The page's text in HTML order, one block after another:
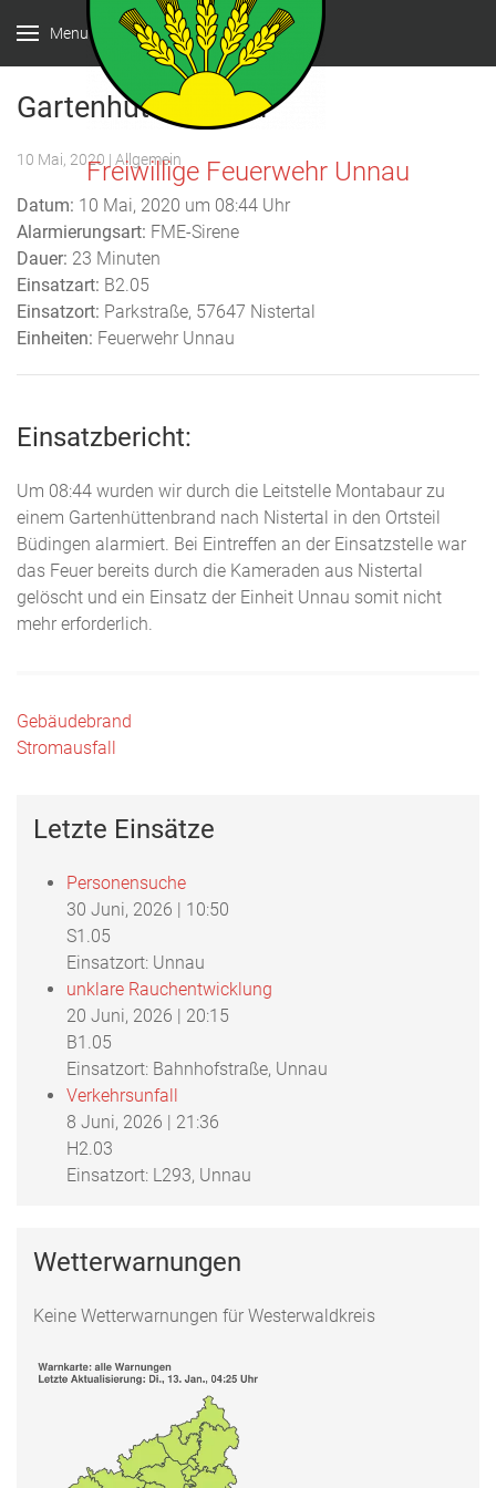
Menu
Freiwillige Feuerwehr Unnau
Gartenhüttenbrand
10 Mai, 2020 | Allgemein
Datum: 10 Mai, 2020 um 08:44 Uhr
Alarmierungsart: FME-Sirene
Dauer: 23 Minuten
Einsatzart: B2.05
Einsatzort: Parkstraße, 57647 Nistertal
Einheiten: Feuerwehr Unnau
Einsatzbericht:
Um 08:44 wurden wir durch die Leitstelle Montabaur zu
einem Gartenhüttenbrand nach Nistertal in den Ortsteil
Büdingen alarmiert. Bei Eintreffen an der Einsatzstelle war
das Feuer bereits durch die Kameraden aus Nistertal
gelöscht und ein Einsatz der Einheit Unnau somit nicht
mehr erforderlich.
Beitragsnavigation
Gebäudebrand
Stromausfall
Letzte Einsätze
Personensuche
30 Juni, 2026 | 10:50
S1.05
Einsatzort: Unnau
unklare Rauchentwicklung
20 Juni, 2026 | 20:15
B1.05
Einsatzort: Bahnhofstraße, Unnau
Verkehrsunfall
8 Juni, 2026 | 21:36
H2.03
Einsatzort: L293, Unnau
Wetterwarnungen
Keine Wetterwarnungen für Westerwaldkreis